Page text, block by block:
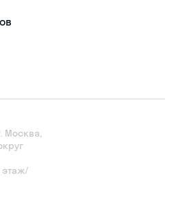
Москва,
этаж/